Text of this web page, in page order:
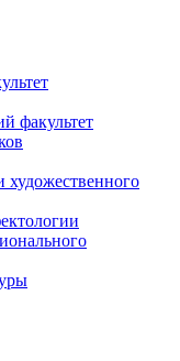
факультет
художественного